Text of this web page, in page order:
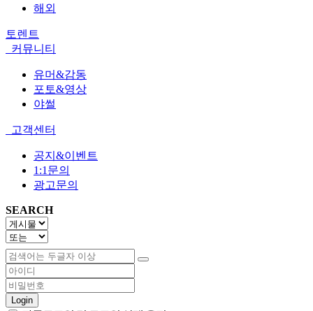
해외
토렌트
커뮤니티
유머&감동
포토&영상
야썰
고객센터
공지&이벤트
1:1문의
광고문의
SEARCH
Login